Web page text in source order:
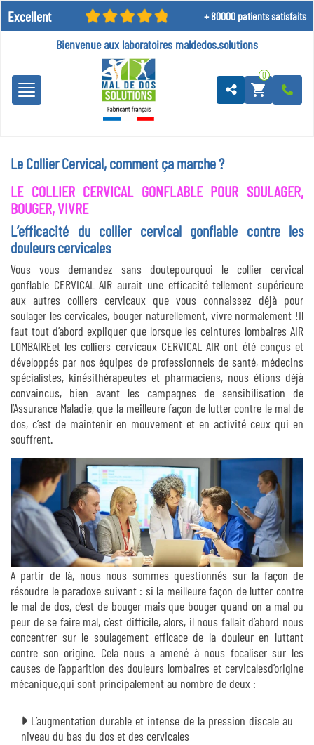
Excellent + 80000 patients satisfaits
Bienvenue aux laboratoires maldedos.solutions
shopping_cart
0
Le Collier Cervical, comment ça marche ?
LE COLLIER CERVICAL GONFLABLE POUR SOULAGER,
BOUGER, VIVRE
L’efficacité du collier cervical gonflable contre les
douleurs cervicales
Vous vous demandez sans doutepourquoi le collier cervical
gonflable CERVICAL AIR aurait une efficacité tellement supérieure
aux autres colliers cervicaux que vous connaissez déjà pour
soulager les cervicales, bouger naturellement, vivre normalement !Il
faut tout d’abord expliquer que lorsque les ceintures lombaires AIR
LOMBAIREet les colliers cervicaux CERVICAL AIR ont été conçus et
développés par nos équipes de professionnels de santé, médecins
spécialistes, kinésithérapeutes et pharmaciens, nous étions déjà
convaincus, bien avant les campagnes de sensibilisation de
l’Assurance Maladie, que la meilleure façon de lutter contre le mal de
dos, c’est de maintenir en mouvement et en activité ceux qui en
souffrent.
A partir de là, nous nous sommes questionnés sur la façon de
résoudre le paradoxe suivant : si la meilleure façon de lutter contre
le mal de dos, c’est de bouger mais que bouger quand on a mal ou
peur de se faire mal, c’est difficile, alors, il nous fallait d’abord nous
concentrer sur le soulagement efficace de la douleur en luttant
contre son origine. Cela nous a amené à nous focaliser sur les
causes de l’apparition des douleurs lombaires et cervicalesd’origine
mécanique,qui sont principalement au nombre de deux :
L’augmentation durable et intense de la pression discale au
niveau du bas du dos et des cervicales